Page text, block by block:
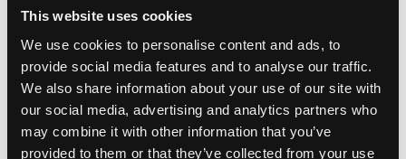
This website uses cookies
We use cookies to personalise content and ads, to
provide social media features and to analyse our traffic.
We also share information about your use of our site with
our social media, advertising and analytics partners who
may combine it with other information that you’ve
provided to them or that they’ve collected from your use